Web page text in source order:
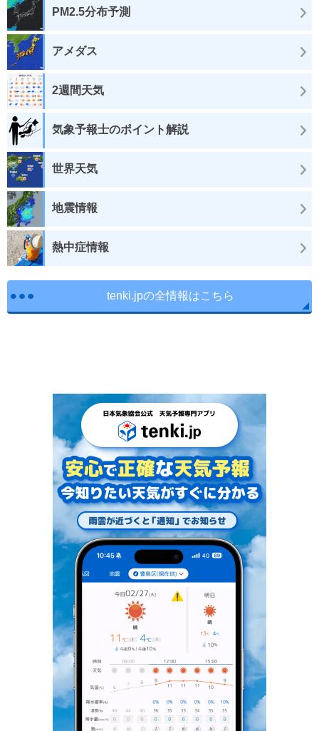
PM2.5分布予測
アメダス
2週間天気
気象予報士のポイント解説
世界天気
地震情報
熱中症情報
tenki.jpの全情報はこちら